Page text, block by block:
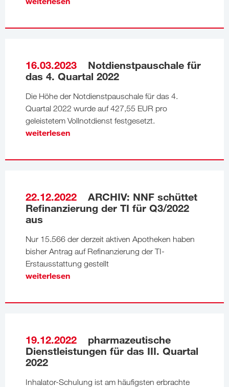
16.03.2023
Notdienstpauschale für
das 4. Quartal 2022
Die Höhe der Notdienstpauschale für das 4.
Quartal 2022 wurde auf 427,55 EUR pro
geleistetem Vollnotdienst festgesetzt.
weiterlesen
22.12.2022
ARCHIV: NNF schüttet
Refinanzierung der TI für Q3/2022
aus
Nur 15.566 der derzeit aktiven Apotheken haben
bisher Antrag auf Refinanzierung der TI-
Erstausstattung gestellt
weiterlesen
19.12.2022
pharmazeutische
Dienstleistungen für das III. Quartal
2022
Inhalator-Schulung ist am häufigsten erbrachte